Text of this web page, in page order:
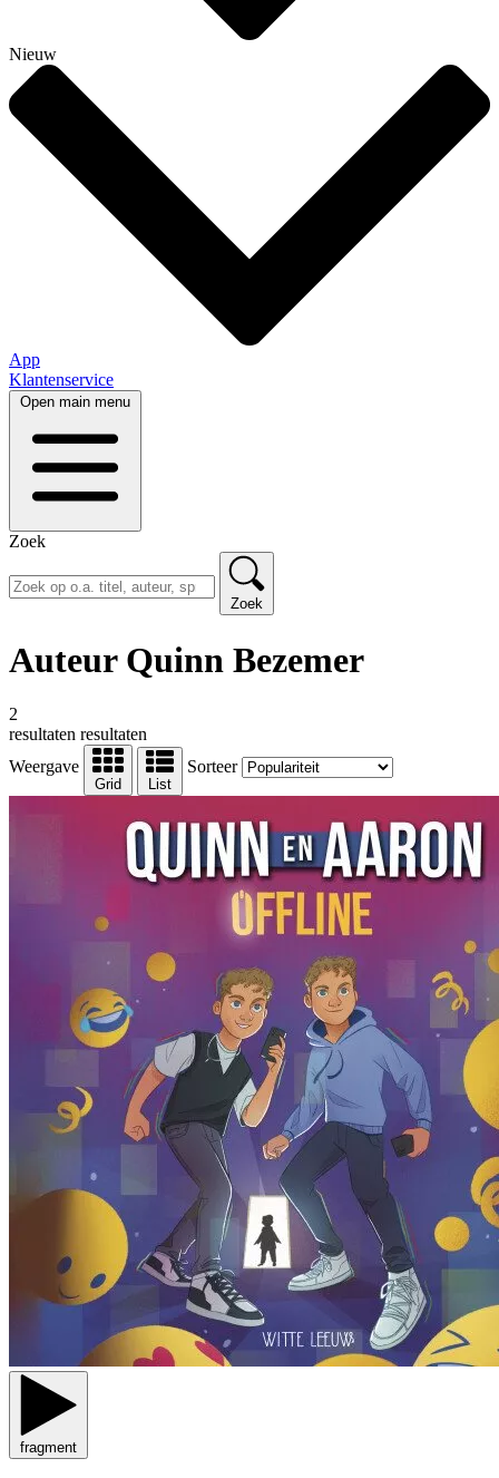
Nieuw
App
Klantenservice
Open main menu
Zoek
Zoek
Auteur Quinn Bezemer
2
resultaten resultaten
Weergave
Grid List
Sorteer
fragment